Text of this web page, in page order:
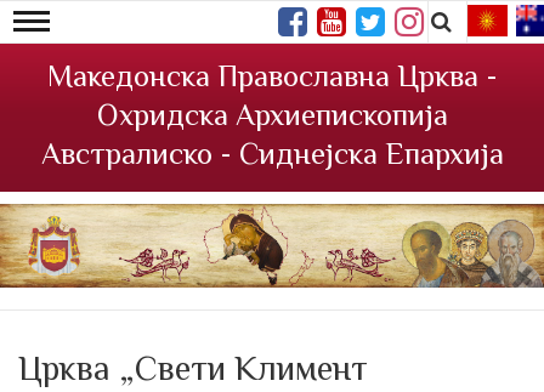
Македонска Православна Црква -
Охридска Архиепископија
Австралиско - Сиднејска Епархија
Црква „Свети Климент